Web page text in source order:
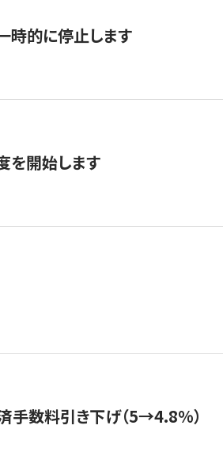
時的に停止します
を開始します
手数料引き下げ（5→4.8%）